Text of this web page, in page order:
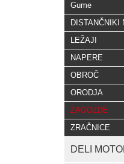
Gume
DISTANČNIKI
LEŽAJI
NAPERE
OBROČ
ORODJA
ZAGOZDE
ZRAČNICE
DELI